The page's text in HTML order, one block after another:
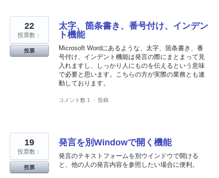
太字、箇条書き、番号付け、インデン
ト機能
Microsoft Wordにあるような、太字、箇条書き、番
号付け、インデント機能は発言の際にまとまって見
入れますし、しっかり人にものを伝えるという意味
で必要と思います。こちらの方が実際の業務とも連
動しております。
22
投票数：
投票
コメント数 1 · 投稿
発言を別Windowで開く機能
発言のテキストフォームを別ウインドウで開ける
と、他の人の発言内容を参照したい場合に便利。
19
投票数：
投票